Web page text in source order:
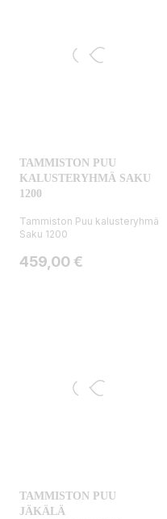
TAMMISTON PUU
KALUSTERYHMÄ SAKU
1200
Tammiston Puu kalusteryhmä
Saku 1200
Hinta
459,00 €
TAMMISTON PUU
JÄKÄLÄ